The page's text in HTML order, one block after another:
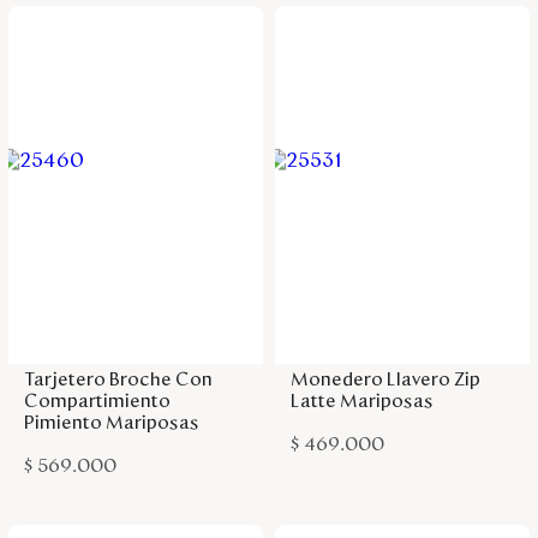
Tarjetero Broche Con
Compartimiento
Pimiento Mariposas
$ 569.000
Monedero Llavero Zip
Latte Mariposas
$ 469.000